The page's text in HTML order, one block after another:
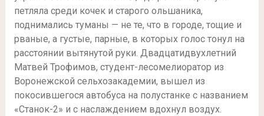
петляла среди кочек и старого ольшаника,
поднимались туманы — не те, что в городе, тощие и
рваные, а густые, парные, в которых голос тонул на
расстоянии вытянутой руки. Двадцатидвухлетний
Матвей Трофимов, студент-лесомелиоратор из
Воронежской сельхозакадемии, вышел из
покосившегося автобуса на полустанке с названием
«Станок-2» и с наслаждением вдохнул воздух.